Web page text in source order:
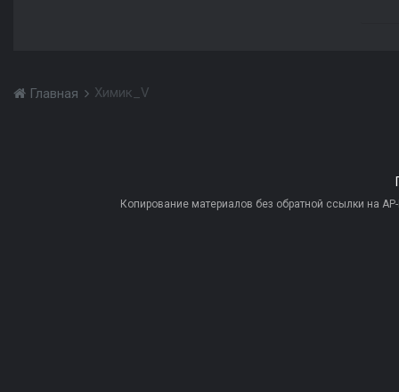
Главная Химик_V
Копирование материалов без обратной ссылки на